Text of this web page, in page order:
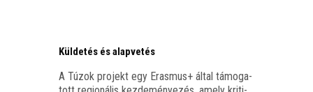
Küldetés és alapvetés
A Túzok pro­jekt egy Eras­mus+ által támo­ga­